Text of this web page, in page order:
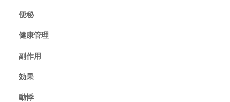
便秘
健康管理
副作用
効果
動悸